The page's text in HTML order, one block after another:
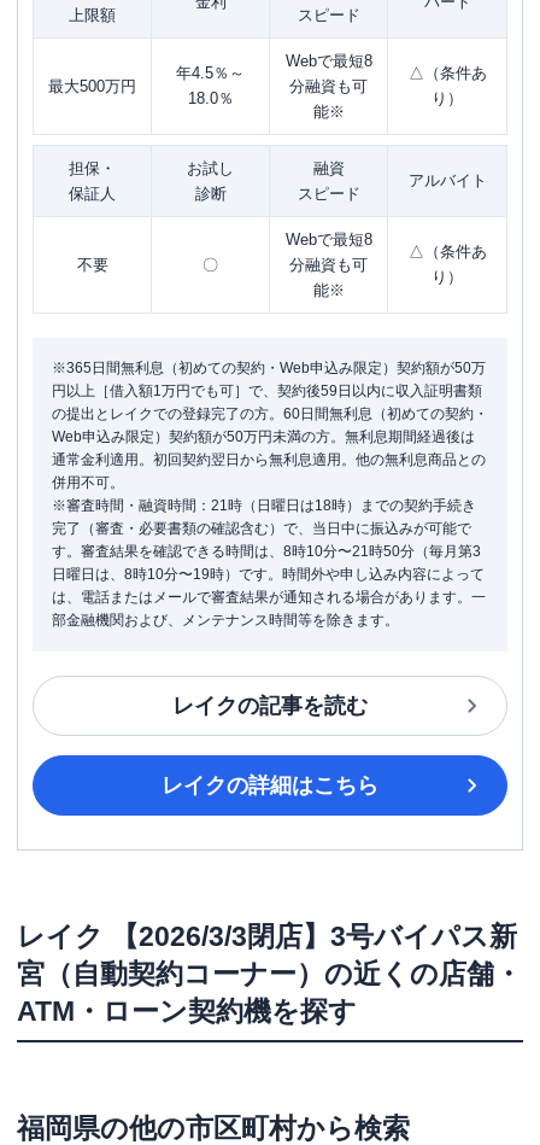
上限額 スピード
最大500万円
年4.5％～
18.0％
Webで最短8
分融資も可
能※
△（条件あ
り）
担保・
保証人
お試し
診断
融資
スピード
アルバイト
不要 〇
Webで最短8
分融資も可
能※
△（条件あ
り）
※365日間無利息（初めての契約・Web申込み限定）契約額が50万
円以上［借入額1万円でも可］で、契約後59日以内に収入証明書類
の提出とレイクでの登録完了の方。60日間無利息（初めての契約・
Web申込み限定）契約額が50万円未満の方。無利息期間経過後は
通常金利適用。初回契約翌日から無利息適用。他の無利息商品との
併用不可。
※審査時間・融資時間：21時（日曜日は18時）までの契約手続き
完了（審査・必要書類の確認含む）で、当日中に振込みが可能で
す。審査結果を確認できる時間は、8時10分〜21時50分（毎月第3
日曜日は、8時10分〜19時）です。時間外や申し込み内容によって
は、電話またはメールで審査結果が通知される場合があります。一
部金融機関および、メンテナンス時間等を除きます。
レイクの記事を読む
レイクの詳細はこちら
レイク
【2026/3/3閉店】3号バイパス新
宮（自動契約コーナー） の近くの店舗・
ATM・ローン契約機を探す
福岡県の他の市区町村から検索